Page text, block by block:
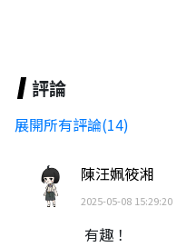
評論
展開所有評論(14)
陳汪姵筱湘
2025-05-08 15:29:20
有趣！